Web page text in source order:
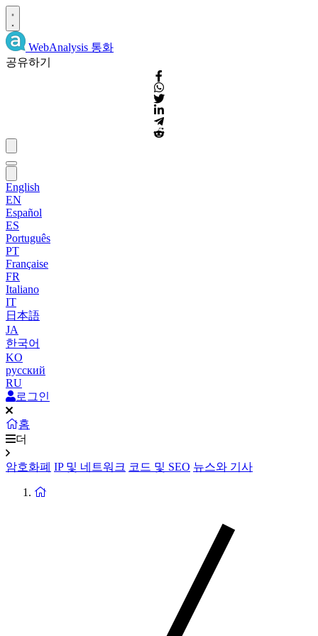
WebAnalysis 통화
공유하기
English
EN
Español
ES
Português
PT
Française
FR
Italiano
IT
日本語
JA
한국어
KO
русский
RU
로그인
홈
더
암호화폐 IP 및 네트워크 코드 및 SEO 뉴스와 기사